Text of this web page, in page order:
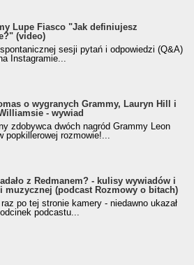
Lupe Fiasco "Jak definiujesz
(video)
sesji pytań i odpowiedzi (Q&A)
Instagramie...
o wygranych Grammy, Lauryn Hill i
- wywiad
zdobywca dwóch nagród Grammy Leon
popkillerowej rozmowie!...
z Redmanem? - kulisy wywiadów i
muzycznej (podcast Rozmowy o bitach)
po tej stronie kamery - niedawno ukazał
podcastu...